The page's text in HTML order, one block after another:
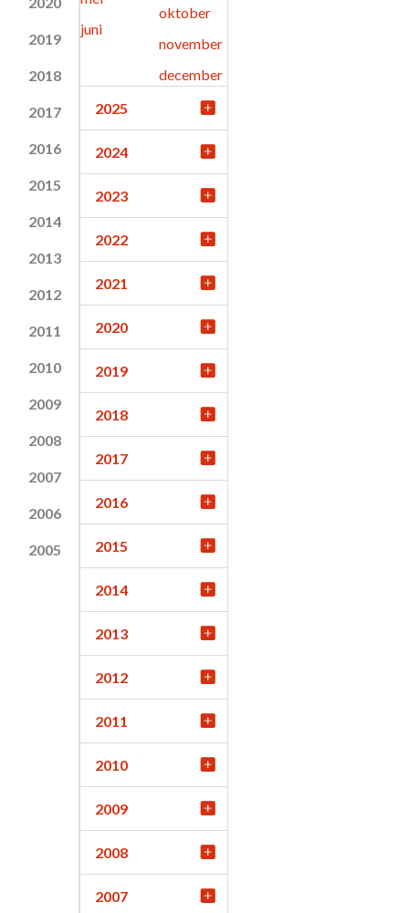
2019
2018
2017
2016
2015
2014
2013
2012
2011
2010
2009
2008
2007
2006
2005
juni
oktober
november
december
2025
2024
2023
2022
2021
2020
2019
2018
2017
2016
2015
2014
2013
2012
2011
2010
2009
2008
2007